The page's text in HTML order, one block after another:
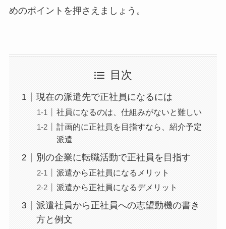
めのポイントを押さえましょう。
目次
現在の派遣先で正社員になるには
社員になるのは、仕組みがないと難しい
計画的に正社員を目指すなら、紹介予定
派遣
別の企業に転職活動で正社員を目指す
派遣から正社員になるメリット
派遣から正社員になるデメリット
派遣社員から正社員への志望動機の書き
方と例文